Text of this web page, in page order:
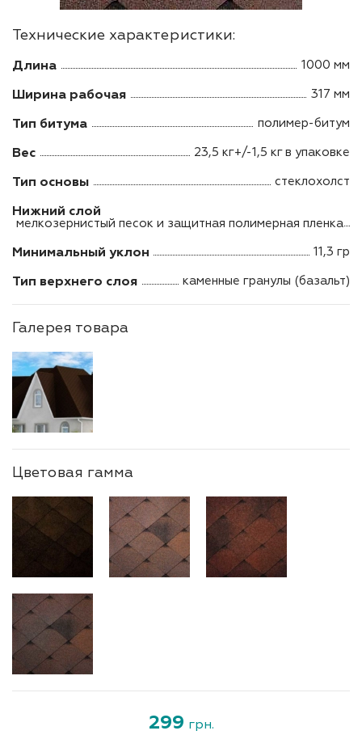
Технические характеристики:
Длина 1000 мм
Ширина рабочая 317 мм
Тип битума полимер-битум
Вес 23,5 кг+/-1,5 кг в упаковке
Тип основы стеклохолст
Нижний слой
мелкозернистый песок и защитная полимерная пленка
Минимальный уклон 11,3 гр
Тип верхнего слоя каменные гранулы (базальт)
Галерея товара
Цветовая гамма
299 грн.